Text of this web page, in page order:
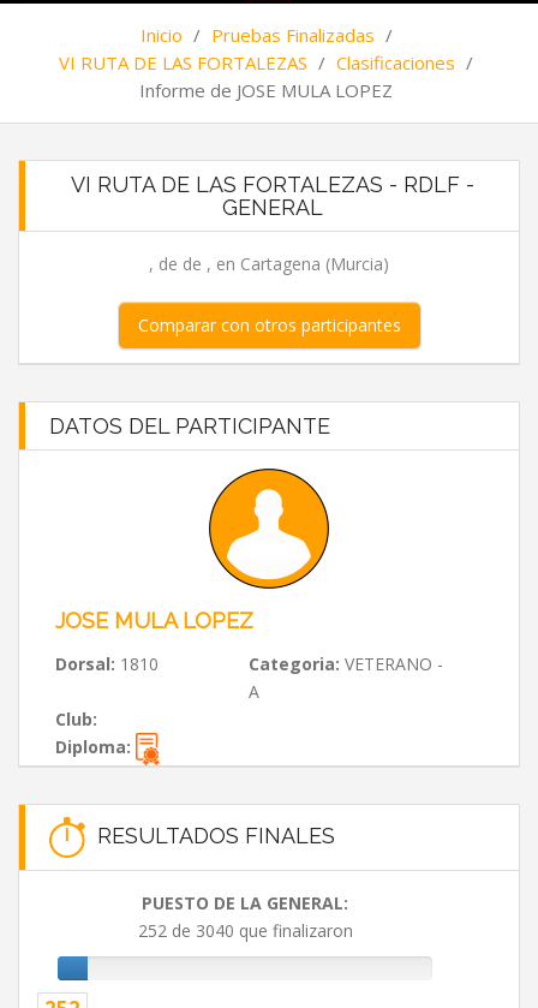
Inicio / Pruebas Finalizadas /
VI RUTA DE LAS FORTALEZAS / Clasificaciones /
Informe de JOSE MULA LOPEZ
VI RUTA DE LAS FORTALEZAS - RDLF -
GENERAL
, de de , en Cartagena (Murcia)
Comparar con otros participantes
DATOS DEL PARTICIPANTE
JOSE MULA LOPEZ
Dorsal: 1810 Categoria: VETERANO -
A
Club:
Diploma:
RESULTADOS FINALES
PUESTO DE LA GENERAL:
252 de 3040 que finalizaron